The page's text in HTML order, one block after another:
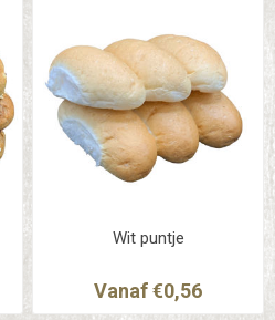
Wit puntje
Vanaf €0,56